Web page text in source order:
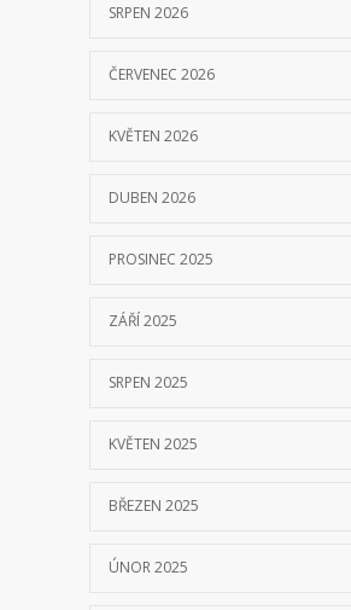
11 ČERVNA, 2018
SRPEN 2026
ČERVENEC 2026
KVĚTEN 2026
DUBEN 2026
PROSINEC 2025
ZÁŘÍ 2025
SRPEN 2025
KVĚTEN 2025
BŘEZEN 2025
ÚNOR 2025